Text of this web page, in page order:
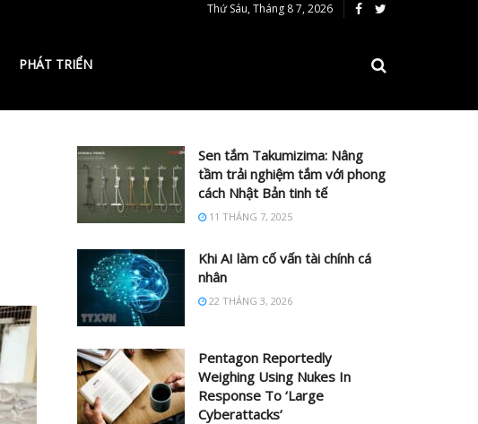
Thứ Sáu, Tháng 8 7, 2026
PHÁT TRIỂN
Sen tắm Takumizima: Nâng
tầm trải nghiệm tắm với phong
cách Nhật Bản tinh tế
11 THÁNG 7, 2025
Khi AI làm cố vấn tài chính cá
nhân
22 THÁNG 3, 2026
Pentagon Reportedly
Weighing Using Nukes In
Response To ‘Large
Cyberattacks’